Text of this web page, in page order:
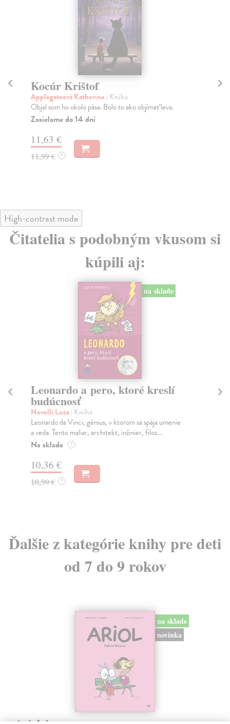
Kocúr Krištof
Applegateová Katherine | Kniha
Objal som ho okolo pása. Bolo to ako objímať leva.
Zasielame do 14 dní
11,63 €
11,99 € ?
High-contrast mode
Čitatelia s podobným vkusom si
kúpili aj:
na sklade
Leonardo a pero, ktoré kreslí
budúcnosť
Novelli Luca| Kniha
Leonardo da Vinci, génius, v ktorom sa spája umenie
a veda. Tento maliar, architekt, inžinier, filoz...
Na sklade ?
10,36 €
10,90 € ?
Ďalšie z kategórie knihy pre deti
od 7 do 9 rokov
na sklade
novinka